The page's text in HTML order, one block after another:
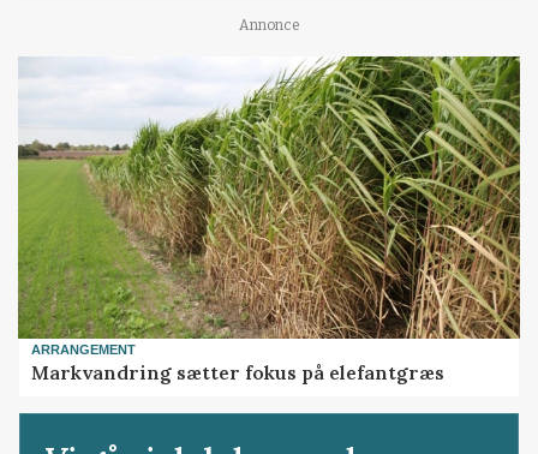
Annonce
ARRANGEMENT
Markvandring sætter fokus på elefantgræs